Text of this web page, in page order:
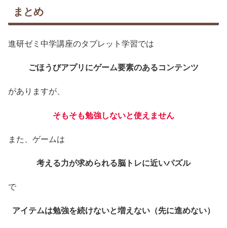
まとめ
進研ゼミ中学講座のタブレット学習では
ごほうびアプリにゲーム要素のあるコンテンツ
がありますが、
そもそも勉強しないと使えません
また、ゲームは
考える力が求められる脳トレに近いパズル
で
アイテムは勉強を続けないと増えない（先に進めない）